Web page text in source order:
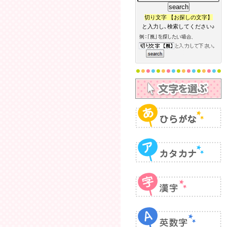
切り文字 【お探しの文字】
と入力し､検索してください♪